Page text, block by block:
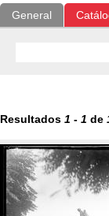
General
Resultados 1 - 1 de